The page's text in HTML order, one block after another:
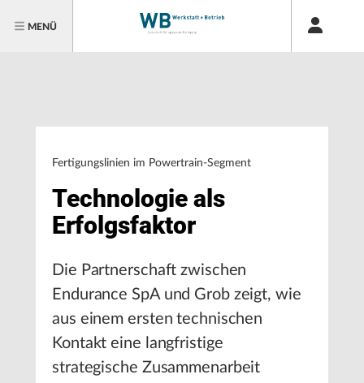
MENÜ
Fertigungslinien im Powertrain-Segment
Technologie als
Erfolgsfaktor
Die Partnerschaft zwischen
Endurance SpA und Grob zeigt, wie
aus einem ersten technischen
Kontakt eine langfristige
strategische Zusammenarbeit